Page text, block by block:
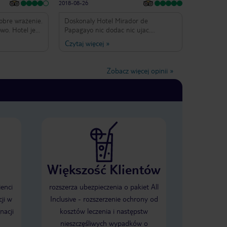
wrażenie.
Hotel jest
połączone
gdyż nie do
w budynku
obiady
formie
w dużym
:-). Jedynie
w rybach i
kręcić
dań
duży
przy
2018-08-26
Doskonaly Hotel Mirador de
Papagayo nic dodac nic ujac.
Obsluga doskonala, jedzenie
wspaniale, smaczne i do tego
Dzieci wiecej niz zadowolone a trudno
je zadowolic. Dziekuje za wspaniale
Czytaj więcej »
Zobacz więcej opinii »
w
Większość Klientów
rozszerza ubezpieczenia o pakiet All
Inclusive - rozszerzenie ochrony od
kosztów leczenia i następstw
nieszczęśliwych wypadków o